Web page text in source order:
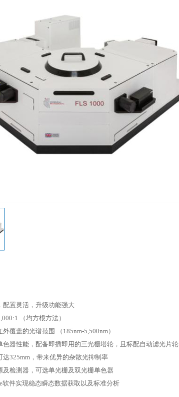
配置灵活，升级功能强大
（均方根方法）
覆盖的光谱范围 （185nm-5,500nm）
色器性能，配备即插即用的三光栅塔轮，且标配自动滤光片轮
达325mm，带来优异的杂散光抑制率
及检测器，可选单光栅及双光栅单色器
软件实现稳态瞬态数据获取以及标准分析